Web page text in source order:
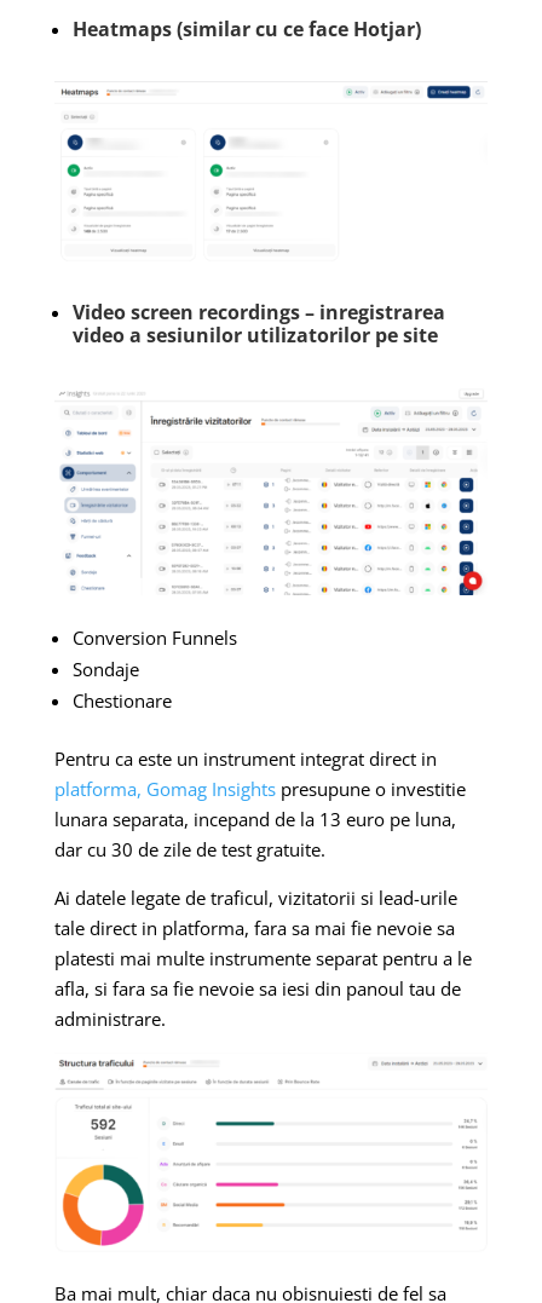
Heatmaps (similar cu ce face Hotjar)
Video screen recordings – inregistrarea
video a sesiunilor utilizatorilor pe site
Conversion Funnels
Sondaje
Chestionare
Pentru ca este un instrument integrat direct in
platforma, Gomag Insightspresupune o investitie
lunara separata, incepand de la 13 euro pe luna,
dar cu 30 de zile de test gratuite.
Ai datele legate de traficul, vizitatorii si lead-urile
tale direct in platforma, fara sa mai fie nevoie sa
platesti mai multe instrumente separat pentru a le
afla, si fara sa fie nevoie sa iesi din panoul tau de
administrare.
Ba mai mult, chiar daca nu obisnuiesti de fel sa